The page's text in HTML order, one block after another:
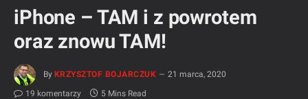
iPhone – TAM i z powrotem
oraz znowu TAM!
By KRZYSZTOF BOJARCZUK
21 marca, 2020
19 komentarzy
5 Mins Read